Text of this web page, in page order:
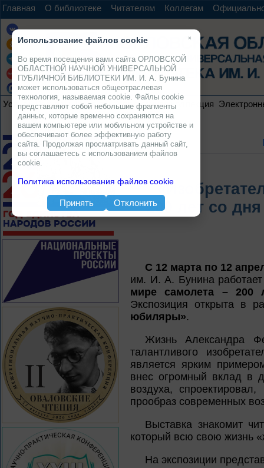
Главная О библиотеке Читателям Коллегам
Услуги Ресурсы Проекты Электронная коллекция
200 лет со
С 12 марта по 12
им. И. А. Бунина
мире самолета – 200
Экспозиция открыта в
юбиляры».
Жизнь Александра
талантливого
является ярким
внес огромный вклад в
воздуха,
прообраз современных
Выставка знакомит
который всю свою жизнь
На экспозиции
×
Использование файлов cookie
Во время посещения вами сайта ОРЛОВСКОЙ
ОБЛАСТНОЙ НАУЧНОЙ УНИВЕРСАЛЬНОЙ
ПУБЛИЧНОЙ БИБЛИОТЕКИ ИМ. И. А. Бунина
может использоваться общеотраслевая
технология, называемая cookie. Файлы cookie
представляют собой небольшие фрагменты
данных, которые временно сохраняются на
вашем компьютере или мобильном устройстве и
обеспечивают более эффективную работу
сайта. Продолжая просматривать данный сайт,
вы соглашаетесь с использованием файлов
cookie.
Политика использования файлов cookie
Принять Отклонить